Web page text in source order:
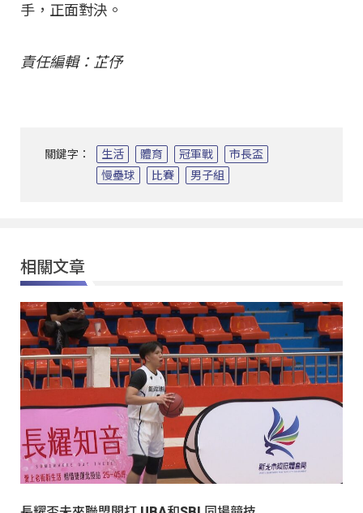
手，正面對決。
責任編輯：芷伃
關鍵字： 生活 體育 冠軍戰
市長盃
慢壘球
比賽 男子組
相關文章